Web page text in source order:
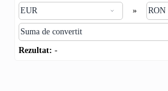
»
Rezultat: -